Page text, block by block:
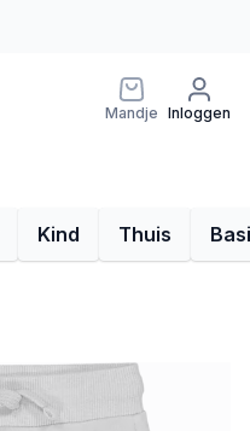
Mandje Inloggen
Kind Thuis